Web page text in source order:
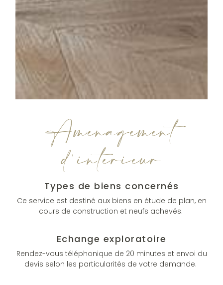
Aménagement
d'intérieur
Types de biens concernés
Ce service est destiné aux biens en étude de plan, en
cours de construction et neufs achevés.
Echange exploratoire
Rendez-vous téléphonique de 20 minutes et envoi du
devis selon les particularités de votre demande.